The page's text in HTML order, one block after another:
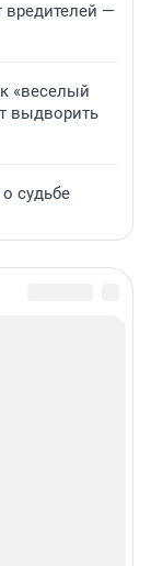
вредителей —
«веселый
выдворить
судьбе